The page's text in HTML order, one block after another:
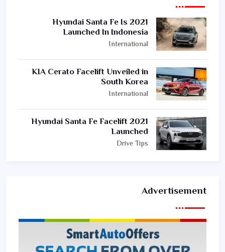
2021 Hyundai Santa Fe Is
Launched In Indonesia
International
KIA Cerato Facelift Unveiled in
South Korea
International
2021 Hyundai Santa Fe Facelift
Launched
Drive Tips
Advertisement